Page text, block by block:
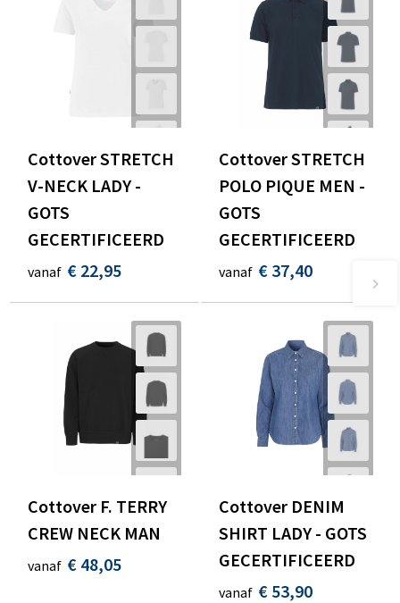
Cottover STRETCH
V-NECK LADY -
GOTS
GECERTIFICEERD
vanaf € 22,95
Cottover STRETCH
POLO PIQUE MEN -
GOTS
GECERTIFICEERD
vanaf € 37,40
Cottover F. TERRY
CREW NECK MAN
vanaf € 48,05
Cottover DENIM
SHIRT LADY - GOTS
GECERTIFICEERD
vanaf € 53,90